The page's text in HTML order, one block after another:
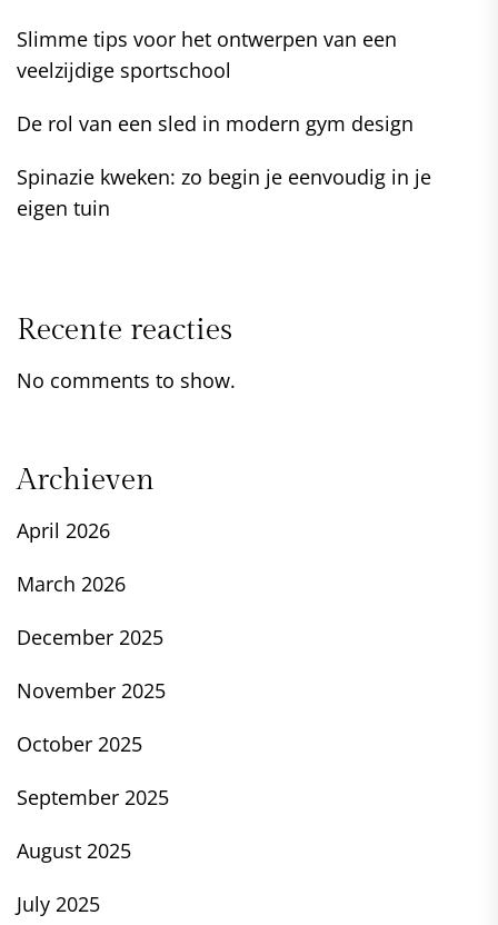
Slimme tips voor het ontwerpen van een
veelzijdige sportschool
De rol van een sled in modern gym design
Spinazie kweken: zo begin je eenvoudig in je
eigen tuin
Recente reacties
No comments to show.
Archieven
April 2026
March 2026
December 2025
November 2025
October 2025
September 2025
August 2025
July 2025